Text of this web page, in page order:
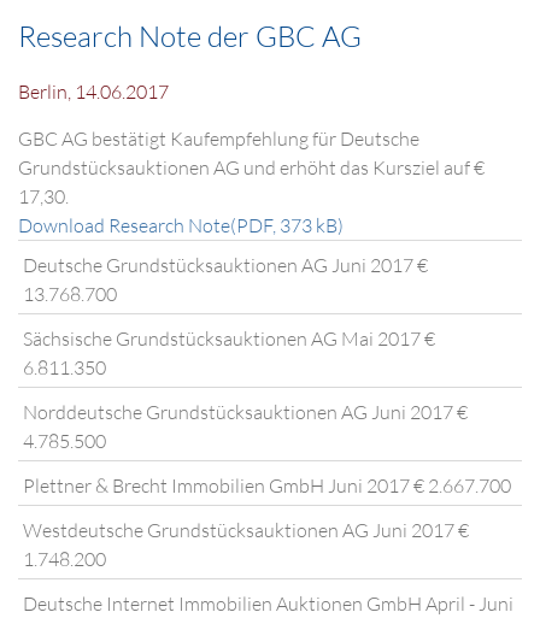
Research Note der GBC AG
Berlin, 14.06.2017
GBC AG bestätigt Kaufempfehlung für Deutsche
Grundstücksauktionen AG und erhöht das Kursziel auf €
17,30.
Download Research Note(PDF, 373 kB)
Deutsche Grundstücksauktionen AG Juni 2017 €
13.768.700
Sächsische Grundstücksauktionen AG Mai 2017 €
6.811.350
Norddeutsche Grundstücksauktionen AG Juni 2017 €
4.785.500
Plettner & Brecht Immobilien GmbH Juni 2017 € 2.667.700
Westdeutsche Grundstücksauktionen AG Juni 2017 €
1.748.200
Deutsche Internet Immobilien Auktionen GmbH April - Juni